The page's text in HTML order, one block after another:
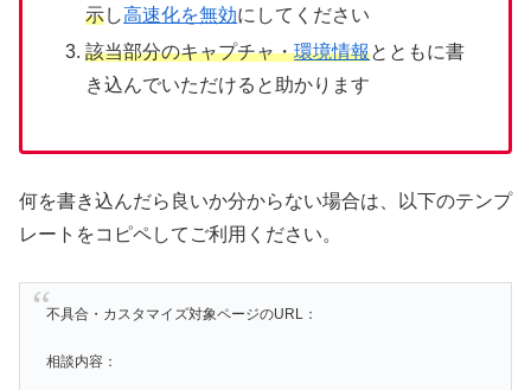
示し高速化を無効にしてください
該当部分のキャプチャ・環境情報とともに書
き込んでいただけると助かります
何を書き込んだら良いか分からない場合は、以下のテンプ
レートをコピペしてご利用ください。
不具合・カスタマイズ対象ページのURL：
相談内容：